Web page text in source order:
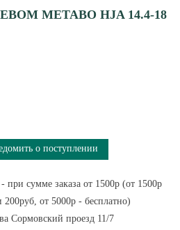
METABO HJA 14.4-18
о поступлении
сумме заказа от 1500р (от 1500р
200руб, от 5000р - бесплатно)
Сормовский проезд 11/7